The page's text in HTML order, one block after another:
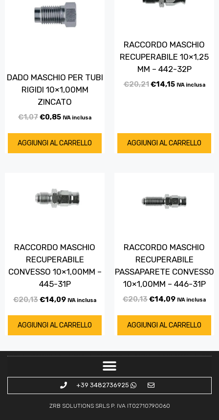
DADO MASCHIO PER TUBI
RIGIDI 10×1,00MM
ZINCATO
€1,07€0,85 IVA inclusa
AGGIUNGI AL CARRELLO
RACCORDO MASCHIO
RECUPERABILE 10×1,25
MM – 442-32P
€20,21€14,15 IVA inclusa
AGGIUNGI AL CARRELLO
RACCORDO MASCHIO
RECUPERABILE
CONVESSO 10×1,00MM –
445-31P
€20,13€14,09 IVA inclusa
AGGIUNGI AL CARRELLO
RACCORDO MASCHIO
RECUPERABILE
PASSAPARETE CONVESS0
10×1,00MM – 446-31P
€20,13€14,09 IVA inclusa
AGGIUNGI AL CARRELLO
+39 3482736925
ZRB SOLUTIONS SRLS P. IVA IT02710790060